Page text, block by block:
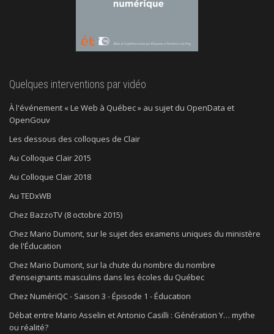
Quelques interventions par vidéo
À l'événement « Le Web à Québec » au sujet du OpenData et
OpenGouv
Les dessous des colloques de Clair
Au Colloque Clair 2015
Au Colloque Clair 2018
Au TEDxWB
Chez BazzoTV (8 octobre 2015)
Chez Mario Dumont, sur le sujet des examens uniques du ministère
de l'Éducation
Chez Mario Dumont, sur la chute du nombre du nombre
d'enseignants masculins dans les écoles du Québec
Chez NumériQC - Saison 3 - Épisode 1 - Éducation
Débat entre Mario Asselin et Antonio Casilli : Génération Y… mythe
ou réalité?